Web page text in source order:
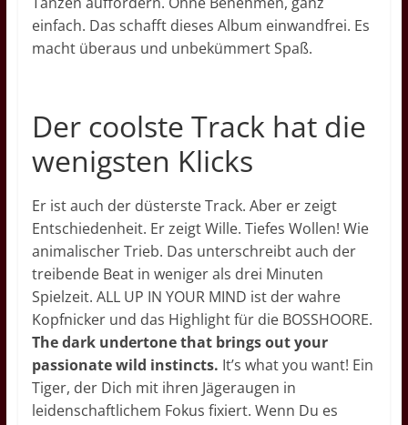
einfach. Das schafft dieses Album einwandfrei. Es
macht überaus und unbekümmert Spaß.
Der coolste Track hat die
wenigsten Klicks
Er ist auch der düsterste Track. Aber er zeigt
Entschiedenheit. Er zeigt Wille. Tiefes Wollen! Wie
animalischer Trieb. Das unterschreibt auch der
treibende Beat in weniger als drei Minuten
Spielzeit. ALL UP IN YOUR MIND ist der wahre
Kopfnicker und das Highlight für die BOSSHOORE.
The dark undertone that brings out your
passionate wild instincts. It’s what you want! Ein
Tiger, der Dich mit ihren Jägeraugen in
leidenschaftlichem Fokus fixiert. Wenn Du es